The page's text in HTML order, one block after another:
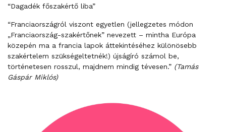
“Dagadék főszakértő liba”
“Franciaországról viszont egyetlen (jellegzetes módon
„Franciaország-szakértőnek” nevezett – mintha Európa
közepén ma a francia lapok áttekintéséhez különösebb
szakértelem szükségeltetnék!) újságíró számol be,
történetesen rosszul, majdnem mindig tévesen.” (Tamás
Gáspár Miklós)